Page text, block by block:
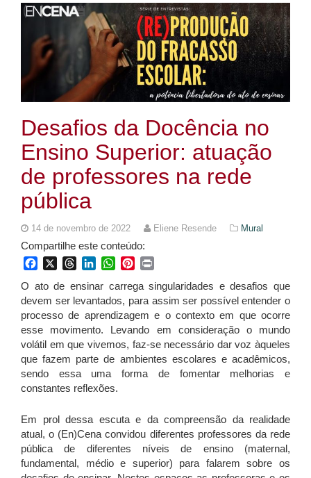
Desafios da Docência no
Ensino Superior: atuação
de professores na rede
pública
14 de novembro de 2022 Eliene Resende Mural
Compartilhe este conteúdo:
FacebookThreadsLinkedInWhatsApp
Pinterest
O ato de ensinar carrega singularidades e desafios que
devem ser levantados, para assim ser possível entender o
processo de aprendizagem e o contexto em que ocorre
esse movimento. Levando em consideração o mundo
volátil em que vivemos, faz-se necessário dar voz àqueles
que fazem parte de ambientes escolares e acadêmicos,
sendo essa uma forma de fomentar melhorias e
constantes reflexões.
Em prol dessa escuta e da compreensão da realidade
atual, o (En)Cena convidou diferentes professores da rede
pública de diferentes níveis de ensino (maternal,
fundamental, médio e superior) para falarem sobre os